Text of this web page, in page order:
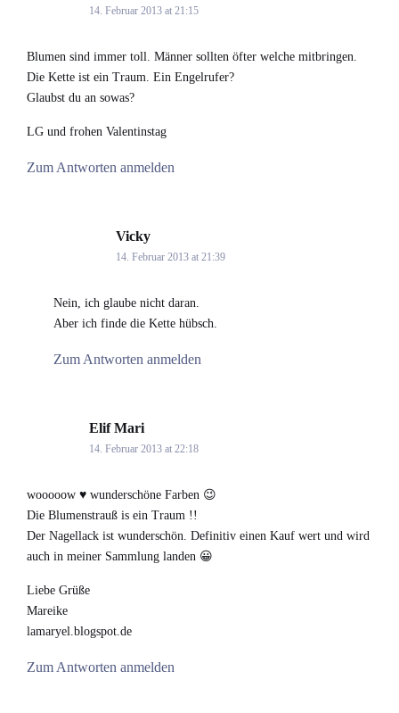
14. Februar 2013 at 21:15
Blumen sind immer toll. Männer sollten öfter welche mitbringen.
Die Kette ist ein Traum. Ein Engelrufer?
Glaubst du an sowas?
LG und frohen Valentinstag
Zum Antworten anmelden
Vicky
14. Februar 2013 at 21:39
Nein, ich glaube nicht daran.
Aber ich finde die Kette hübsch.
Zum Antworten anmelden
Elif Mari
14. Februar 2013 at 22:18
wooooow ♥ wunderschöne Farben 😉
Die Blumenstrauß is ein Traum !!
Der Nagellack ist wunderschön. Definitiv einen Kauf wert und wird
auch in meiner Sammlung landen 😀
Liebe Grüße
Mareike
lamaryel.blogspot.de
Zum Antworten anmelden